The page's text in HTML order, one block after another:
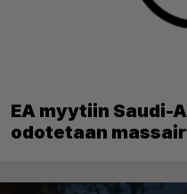
EA myytiin Saudi-
odotetaan